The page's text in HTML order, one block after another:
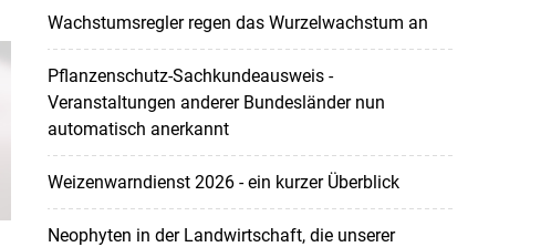
Wachstumsregler regen das Wurzelwachstum an
Pflanzenschutz-Sachkundeausweis -
Veranstaltungen anderer Bundesländer nun
automatisch anerkannt
Weizenwarndienst 2026 - ein kurzer Überblick
Neophyten in der Landwirtschaft, die unserer